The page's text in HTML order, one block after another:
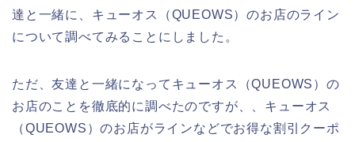
達と一緒に、キューオス（QUEOWS）のお店のライン
について調べてみることにしました。
ただ、友達と一緒になってキューオス（QUEOWS）の
お店のことを徹底的に調べたのですが、、キューオス
（QUEOWS）のお店がラインなどでお得な割引クーポ